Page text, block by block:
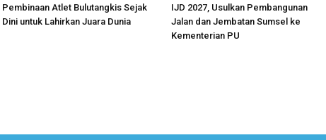
Pembinaan Atlet Bulutangkis Sejak
Dini untuk Lahirkan Juara Dunia
IJD 2027, Usulkan Pembangunan
Jalan dan Jembatan Sumsel ke
Kementerian PU